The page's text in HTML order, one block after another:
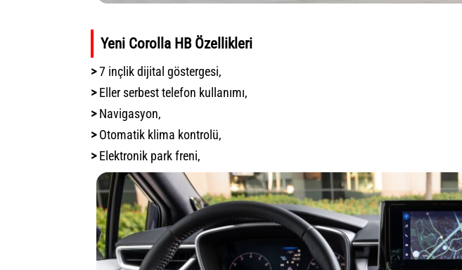
Yeni Corolla HB Özellikleri
>7 inçlik dijital göstergesi,
>Eller serbest telefon kullanımı,
>Navigasyon,
>Otomatik klima kontrolü,
>Elektronik park freni,